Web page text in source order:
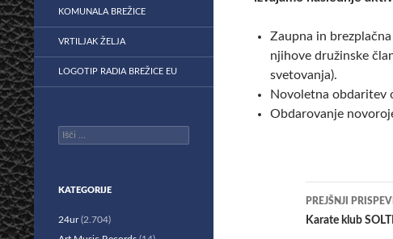
Zaupna in
njihove družinske
svetovanja).
Novoletna obdaritev
Obdarovanje
po
PREJŠNJI
Karate klub
KOMUNALA BREŽICE
VRTILJAK ŽELJA
LOGOTIP RADIA BREŽICE EU
Išči:
KATEGORIJE
24ur(2.704)